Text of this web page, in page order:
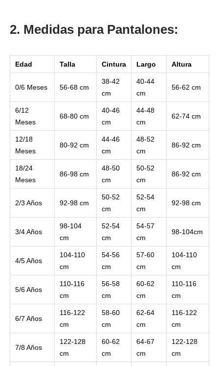
2. Medidas para Pantalones:
Edad Talla Cintura Largo Altura
0/6 Meses 56-68 cm
38-42
cm
40-44
cm
56-62 cm
6/12
Meses
68-80 cm
40-46
cm
44-48
cm
62-74 cm
12/18
Meses
80-92 cm
44-46
cm
48-52
cm
86-92 cm
18/24
Meses
86-98 cm
48-50
cm
50-52
cm
86-92 cm
2/3 Años 92-98 cm
50-52
cm
52-54
cm
92-98 cm
3/4 Años
98-104
cm
52-54
cm
54-57
cm
98-104cm
4/5 Años
104-110
cm
54-56
cm
57-60
cm
104-110
cm
5/6 Años
110-116
cm
56-58
cm
60-62
cm
110-116
cm
6/7 Años
116-122
cm
58-60
cm
62-64
cm
116-122
cm
7/8 Años
122-128
cm
60-62
cm
64-67
cm
122-128
cm